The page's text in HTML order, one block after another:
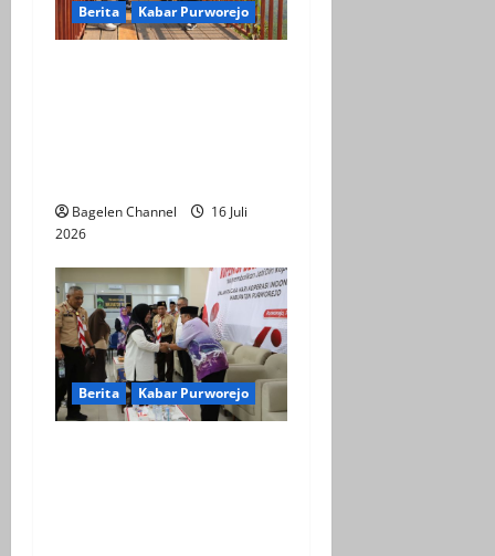
Berita Kabar Purworejo
Bagelen Channel
16 Juli
2026
Berita Kabar Purworejo